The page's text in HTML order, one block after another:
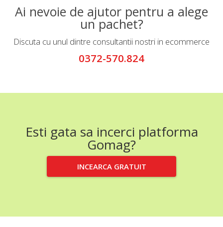
Ai nevoie de ajutor pentru a alege
un pachet?
Discuta cu unul dintre consultantii nostri in ecommerce
0372-570.824
Esti gata sa incerci platforma
Gomag?
INCEARCA GRATUIT